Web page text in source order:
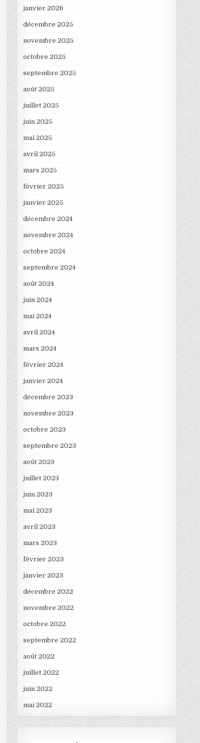
janvier 2026
décembre 2025
novembre 2025
octobre 2025
septembre 2025
août 2025
juillet 2025
juin 2025
mai 2025
avril 2025
mars 2025
février 2025
janvier 2025
décembre 2024
novembre 2024
octobre 2024
septembre 2024
août 2024
juin 2024
mai 2024
avril 2024
mars 2024
février 2024
janvier 2024
décembre 2023
novembre 2023
octobre 2023
septembre 2023
août 2023
juillet 2023
juin 2023
mai 2023
avril 2023
mars 2023
février 2023
janvier 2023
décembre 2022
novembre 2022
octobre 2022
septembre 2022
août 2022
juillet 2022
juin 2022
mai 2022